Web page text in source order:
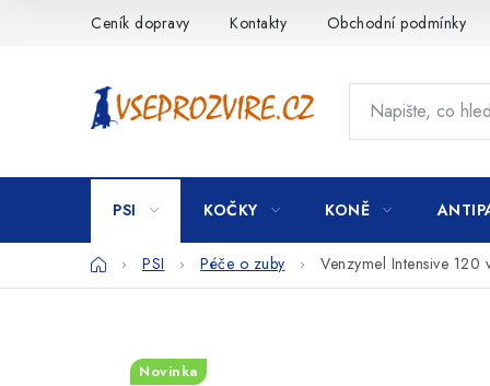
Ceník dopravy Kontakty Obchodní podmínky
PSI KOČKY KONĚ
DomůPSI Péče o zuby Venzymel Intensive
Novinka